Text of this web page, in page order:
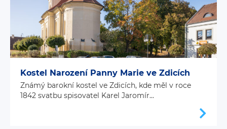
Kostel Narození Panny Marie ve Zdicích
Známý barokní kostel ve Zdicích, kde měl v roce
1842 svatbu spisovatel Karel Jaromír...